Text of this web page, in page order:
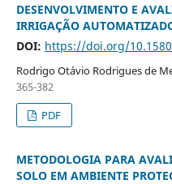
DESENVOLVIMENTO E
IRRIGAÇÃO
DOI: https://doi.org/
Rodrigo Otávio Rodrigues de
365-382
PDF
METODOLOGIA PARA
SOLO EM AMBIENTE